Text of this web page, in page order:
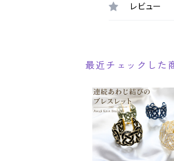
レビュー
最近チェックした